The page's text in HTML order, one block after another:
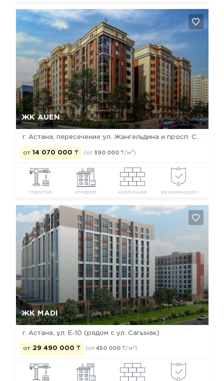
ЖК AUEN
от 14 070 000 ₸ (от 390 000 ₸/м2)
строится комфорт кирпичная рекомендуем
Да, удалить Отмена
ЖК MADI
г. Астана, ул. Е-10 (рядом с ул. Сагынак)
от 29 490 000 ₸ (от 450 000 ₸/м 2)
Да, удалить Отмена